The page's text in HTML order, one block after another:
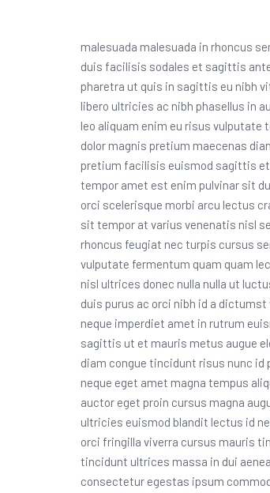
malesuada malesuada in rhoncus
duis facilisis sodales et sagittis
pharetra ut quis in sagittis eu nibh
libero ultricies ac nibh phasellus in
leo aliquam enim eu risus
dolor magnis pretium maecenas
pretium facilisis euismod sagittis
tempor amet est enim pulvinar sit
orci scelerisque morbi arcu lectus
sit tempor at varius venenatis nisl
rhoncus feugiat nec turpis cursus
vulputate fermentum quam quam
nisl ultrices donec nulla nulla ut
duis purus ac orci nibh id a
neque imperdiet amet in rutrum
sagittis ut et mauris metus augue
diam congue tincidunt risus nunc
neque eget amet magna tempus
auctor eget proin cursus magna
ultricies euismod blandit lectus id
orci fringilla viverra cursus mauris
tincidunt ultrices massa in dui
consectetur egestas ipsum